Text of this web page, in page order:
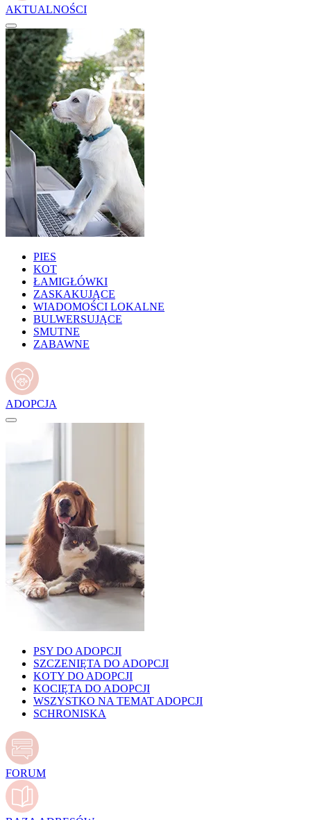
AKTUALNOŚCI
PIES
KOT
ŁAMIGŁÓWKI
ZASKAKUJĄCE
WIADOMOŚCI LOKALNE
BULWERSUJĄCE
SMUTNE
ZABAWNE
ADOPCJA
PSY DO ADOPCJI
SZCZENIĘTA DO ADOPCJI
KOTY DO ADOPCJI
KOCIĘTA DO ADOPCJI
WSZYSTKO NA TEMAT ADOPCJI
SCHRONISKA
FORUM